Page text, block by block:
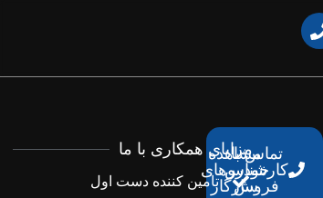
تماس با
کارشناس
فروش
مشاهده
خودروهای
سازگار
مزایای همکاری با ما
تامین کننده دست اول